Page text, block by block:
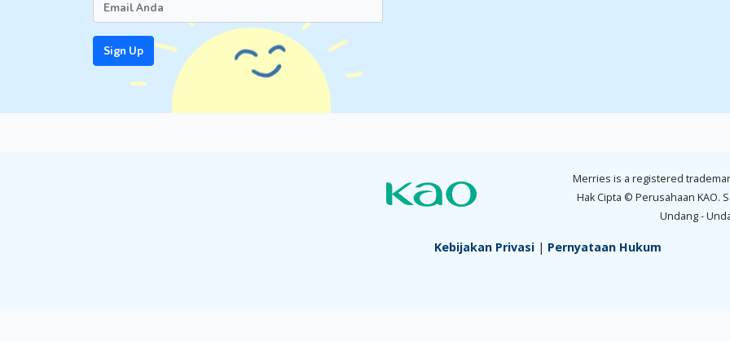
Sign Up
Merries is a registered
Hak Cipta © Perusahaan KAO.
Undang -
Kebijakan Privasi| Pernyataan Hukum